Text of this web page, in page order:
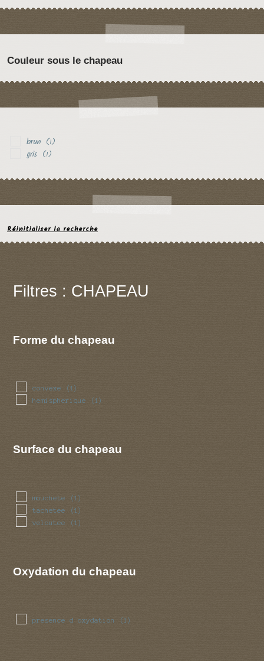
Couleur sous le chapeau
brun (1)
gris (1)
Réinitialiser la recherche
Filtres : CHAPEAU
Forme du chapeau
convexe (1)
hemispherique (1)
Surface du chapeau
mouchete (1)
tachetee (1)
veloutee (1)
Oxydation du chapeau
presence d oxydation (1)